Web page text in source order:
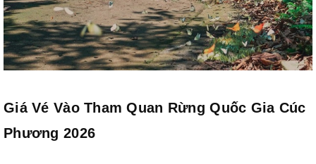
Giá Vé Vào Tham Quan Rừng Quốc Gia Cúc
Phương 2026